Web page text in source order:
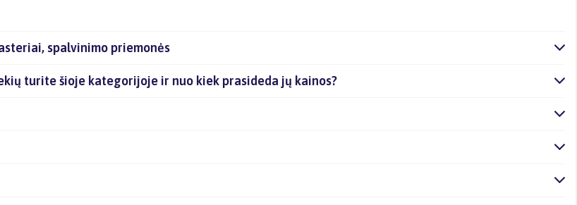
spalvinimo priemonės
turite šioje kategorijoje ir nuo kiek prasideda jų kainos?